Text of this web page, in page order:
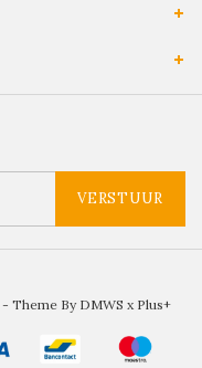
VERSTUUR
- Theme By DMWS x Plus+